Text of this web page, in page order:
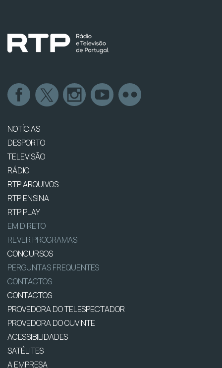
NOTÍCIAS
DESPORTO
TELEVISÃO
RÁDIO
RTP ARQUIVOS
RTP ENSINA
RTP PLAY
EM DIRETO
REVER PROGRAMAS
CONCURSOS
PERGUNTAS FREQUENTES
CONTACTOS
CONTACTOS
PROVEDORA DO TELESPECTADOR
PROVEDORA DO OUVINTE
ACESSIBILIDADES
SATÉLITES
A EMPRESA